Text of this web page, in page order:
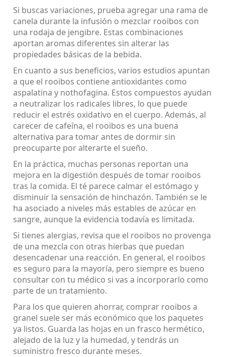
Si buscas variaciones, prueba agregar una rama de
canela durante la infusión o mezclar rooibos con
una rodaja de jengibre. Estas combinaciones
aportan aromas diferentes sin alterar las
propiedades básicas de la bebida.
En cuanto a sus beneficios, varios estudios apuntan
a que el rooibos contiene antioxidantes como
aspalatina y nothofagina. Estos compuestos ayudan
a neutralizar los radicales libres, lo que puede
reducir el estrés oxidativo en el cuerpo. Además, al
carecer de cafeína, el rooibos es una buena
alternativa para tomar antes de dormir sin
preocuparte por alterarte el sueño.
En la práctica, muchas personas reportan una
mejora en la digestión después de tomar rooibos
tras la comida. El té parece calmar el estómago y
disminuir la sensación de hinchazón. También se le
ha asociado a niveles más estables de azúcar en
sangre, aunque la evidencia todavía es limitada.
Si tienes alergias, revisa que el rooibos no provenga
de una mezcla con otras hierbas que puedan
desencadenar una reacción. En general, el rooibos
es seguro para la mayoría, pero siempre es bueno
consultar con tu médico si vas a incorporarlo como
parte de un tratamiento.
Para los que quieren ahorrar, comprar rooibos a
granel suele ser más económico que los paquetes
ya listos. Guarda las hojas en un frasco hermético,
alejado de la luz y la humedad, y tendrás un
suministro fresco durante meses.